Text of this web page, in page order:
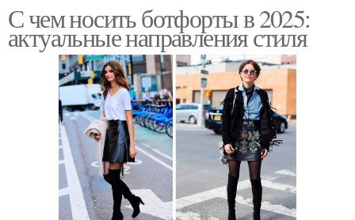
С чем носить ботфорты в 2025:
актуальные направления стиля